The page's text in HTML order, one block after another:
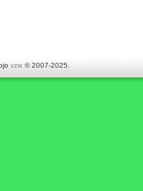
vzw© 2007-2025.